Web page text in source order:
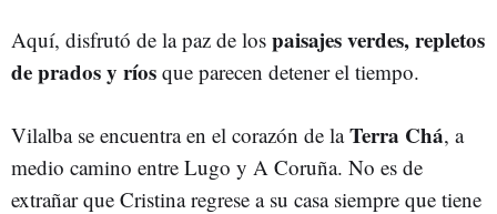
Aquí, disfrutó de la paz de los paisajes verdes, repletos
de prados y ríos que parecen detener el tiempo.
Vilalba se encuentra en el corazón de laTerra Chá, a
medio camino entre Lugo y A Coruña. No es de
extrañar que Cristina regrese a su casa siempre que tiene